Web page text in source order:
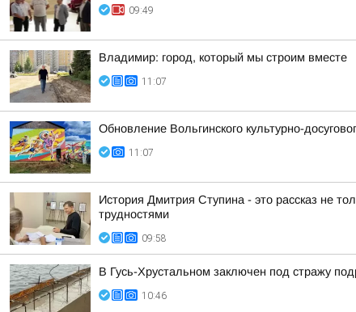
09:49
Владимир: город, который мы строим вместе
11:07
Обновление Вольгинского культурно-
11:07
История Дмитрия Ступина - это рассказ не
трудностями
09:58
В Гусь-Хрустальном заключен под стражу
10:46